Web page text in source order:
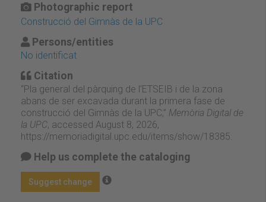
Photographic report
Construcció del Gimnàs de la UPC
Persons/entities
No identificat
Citation
“Pla general del pàrquing de l'ETSEIB i de la zona
abans de ser excavada durant la primera fase de
construcció del Gimnàs de la UPC,” Memòria Digital de
la UPC, accessed August 8, 2026,
https://memoriadigital.upc.edu/items/show/18385
Help us complete the cataloging
Suggest change